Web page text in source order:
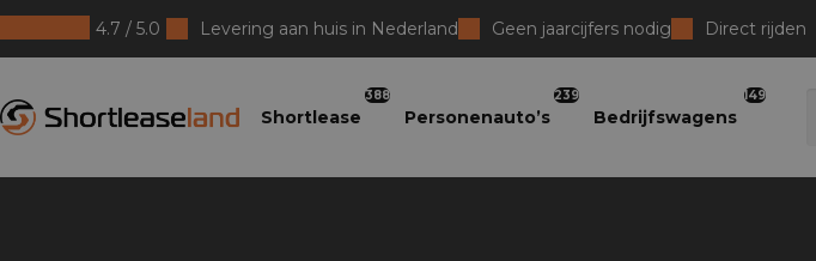
4.7 / 5.0 Levering aan huis in Nederland Geen jaarcijfers nodig Direct rijden
Shortlease
388
Personenauto’s
239
Bedrijfswagens
149